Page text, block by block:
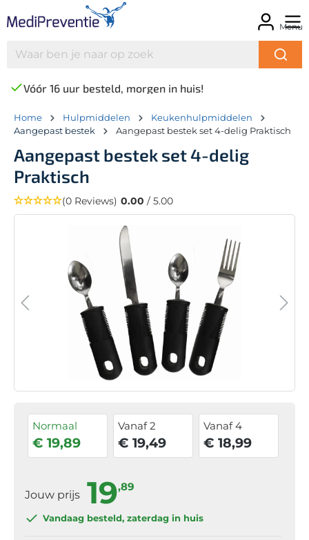
Menu
Vóór 16 uur besteld, morgen in huis!
Home Hulpmiddelen
Keukenhulpmiddelen
Aangepast bestek
Aangepast bestek set 4-delig Praktisch
Aangepast bestek set 4-delig
Praktisch
(0 Reviews) 0.00 / 5.00
Normaal
€ 19,89
Vanaf 2
€ 19,49
Vanaf 4
€ 18,99
Jouw prijs 19,89
Vandaag besteld, zaterdag in huis